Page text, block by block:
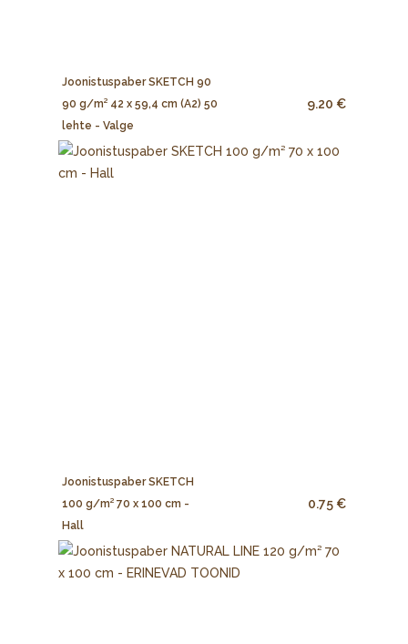
Joonistuspaber SKETCH 90
90 g/m² 42 x 59,4 cm (A2) 50
lehte - Valge
9.20 €
Joonistuspaber SKETCH
100 g/m² 70 x 100 cm -
Hall
0.75 €